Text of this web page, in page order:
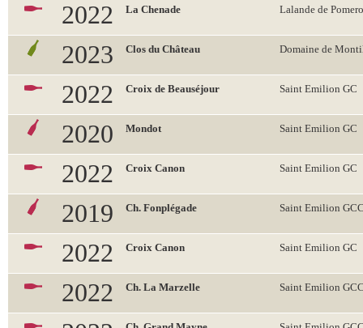
2022 La Chenade Lalande de
2023 Clos du Château Domaine de
2022 Croix de Beauséjour Saint Emilion GC
2020 Mondot Saint Emilion GC
2022 Croix Canon Saint Emilion GC
2019 Ch. Fonplégade Saint Emilion
2022 Croix Canon Saint Emilion GC
2022 Ch. La Marzelle Saint Emilion